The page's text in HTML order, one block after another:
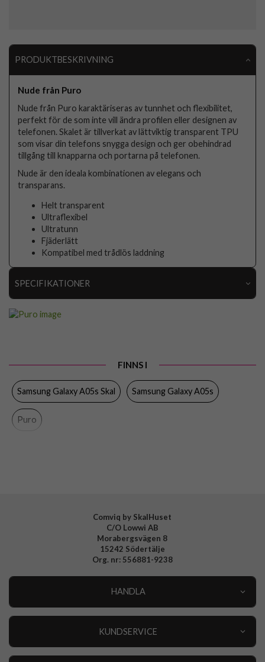
PRODUKTBESKRIVNING
Nude från Puro
Nude från Puro karaktäriseras av tunnhet och flexibilitet,
perfekt för de som inte vill ändra profilen eller designen av
telefonen. Skalet är tillverkat av lättviktig transparent TPU
som visar din telefons snygga design och ger obehindrad
tillgång till knapparna och portarna på telefonen.
Nude är den ideala kombinationen av elegans och
transparans.
Helt transparent
Ultraflexibel
Ultratunn
Fjäderlätt
Kompatibel med trådlös laddning
SPECIFIKATIONER
Färg Genomskinlig
Material
FINNS I
Samsung Galaxy A05s Skal Samsung Galaxy A05s
Puro
Comviq by SkalHuset
C/O Lowwi AB
Morabergsvägen 8
15242 Södertälje
Org. nr: 556881-9238
HANDLA
KUNDSERVICE